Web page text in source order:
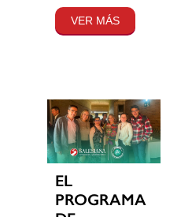
VER MÁS
EL
PROGRAMA